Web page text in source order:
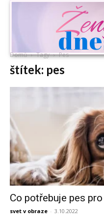
Domů Tagy Pes
štítek: pes
Co potřebuje pes
svet v obraze - 3.10.2022